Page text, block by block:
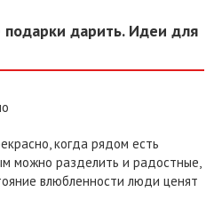
подарки дарить. Идеи для
когда рядом есть
можно разделить и радостные,
влюбленности люди ценят